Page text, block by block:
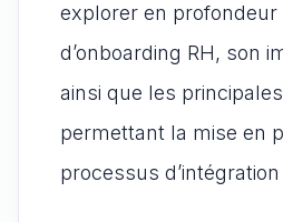
explorer en profondeur
d’onboarding RH, son
ainsi que les
permettant la mise en
processus